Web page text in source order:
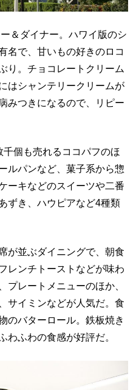
＆ダイナー。ハワイ版のシ
名で、甘いもの好きのロコ
り。チョコレートクリーム
はシャンテリークリームが
みつきになるので、リピー
千個も売れるココパフのほ
ルパンなど、菓子系から惣
ーキなどのスイーツや二番
ずき、ハウピアなど4種類
が並ぶダイニングで、朝食
レンチトーストなどが味わ
プレートメニューのほか、
サイミンなどが人気だ。食
のバターロール。鉄板焼き
わふわの食感が好評だ。